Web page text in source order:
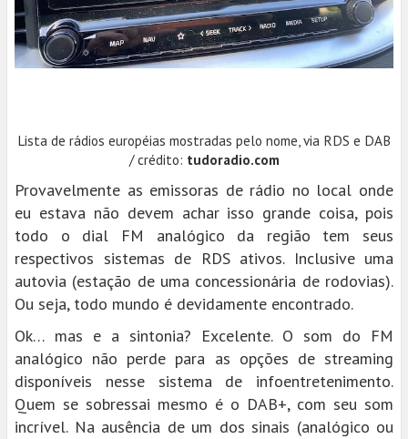
Lista de rádios européias mostradas pelo nome, via RDS e DAB
/ crédito: tudoradio.com
Provavelmente as emissoras de rádio no local onde
eu estava não devem achar isso grande coisa, pois
todo o dial FM analógico da região tem seus
respectivos sistemas de RDS ativos. Inclusive uma
autovia (estação de uma concessionária de rodovias).
Ou seja, todo mundo é devidamente encontrado.
Ok… mas e a sintonia? Excelente. O som do FM
analógico não perde para as opções de streaming
disponíveis nesse sistema de infoentretenimento.
Quem se sobressai mesmo é o DAB+, com seu som
incrível. Na ausência de um dos sinais (analógico ou